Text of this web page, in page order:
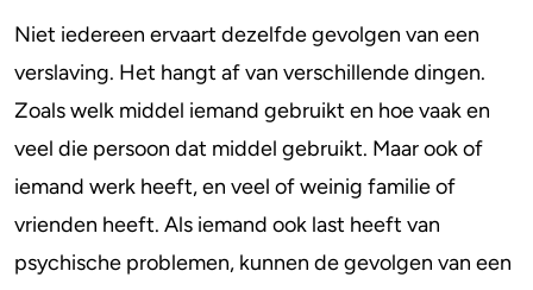
Niet iedereen ervaart dezelfde gevolgen van een
verslaving. Het hangt af van verschillende dingen.
Zoals welk middel iemand gebruikt en hoe vaak en
veel die persoon dat middel gebruikt. Maar ook of
iemand werk heeft, en veel of weinig familie of
vrienden heeft. Als iemand ook last heeft van
psychische problemen, kunnen de gevolgen van een